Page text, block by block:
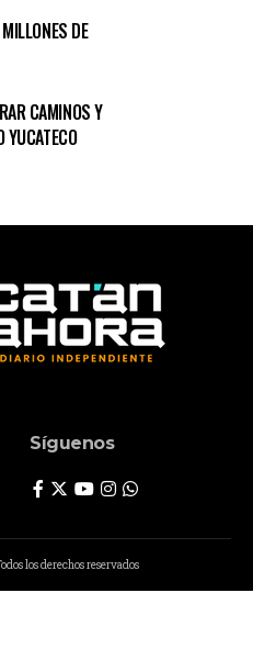
DE
CAMINOS Y
YUCATECO
Síguenos
los derechos reservados